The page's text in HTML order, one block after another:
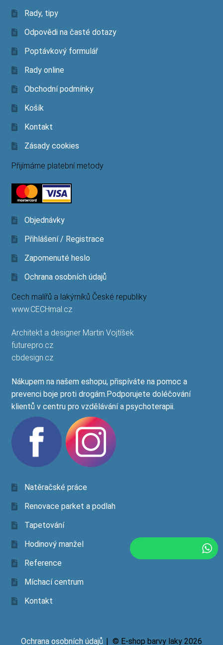
Rady, tipy
Odpovědi na časté dotazy
Poptávkový formulář
Rady online
Obchodní podmínky
Košík
Kontakt
Zásady cookies
Přijímáme platební metody
Objednávky
Přihlášení / Registrace
Zapomenuté heslo
Ochrana osobních údajů
Cech malířů a lakýrníků České republiky
www.CECHmal.cz
Architekt a designer Martin Vojtíšek
futurepro.cz
cbdesign.cz
Nákupem na našem eshopu, přispíváte na pomoc a
prevenci boje proti drogám.Podporujete doléčování
klientů v centru pro vzdělávání a psychoterapii.
Natěračské práce
Renovace parket a podlah
Tapetování
Hodinový manžel
Reference
Míchací centrum
Kontakt
Ochrana osobních údajů © E-shop barvy laky 2026